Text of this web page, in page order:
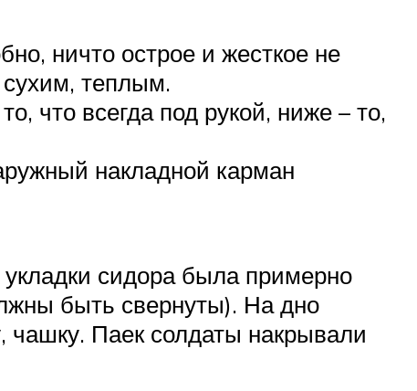
ничто острое и жесткое не
теплым.
что всегда под рукой, ниже – то,
накладной карман
сидора была примерно
быть свернуты). На дно
чашку. Паек солдаты накрывали